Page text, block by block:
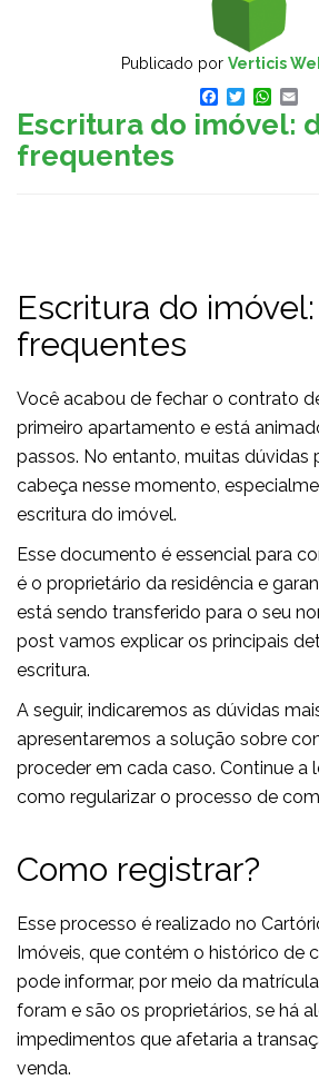
Publicado por Verticis
Facebook
Twitter
Escritura do imóvel:
frequentes
Escritura do
frequentes
Você acabou de fechar o contrato
primeiro apartamento e está
passos. No entanto, muitas dúvidas
cabeça nesse momento,
escritura do imóvel.
Esse documento é essencial para
é o proprietário da residência e
está sendo transferido para o seu
post vamos explicar os principais
escritura.
A seguir, indicaremos as dúvidas
apresentaremos a solução sobre
proceder em cada caso. Continue a
como regularizar o processo de
Como registrar?
Esse processo é realizado no
Imóveis, que contém o histórico de
pode informar, por meio da
foram e são os proprietários, se há
impedimentos que afetaria a
venda.